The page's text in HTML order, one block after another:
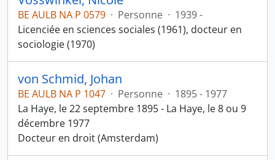
BE AULB NA P 0579 · Personne · 1939 -
Licenciée en sciences sociales (1961), docteur en
sociologie (1970)
von Schmid, Johan
BE AULB NA P 1047 · Personne · 1895 - 1977
La Haye, le 22 septembre 1895 - La Haye, le 8 ou 9
décembre 1977
Docteur en droit (Amsterdam)